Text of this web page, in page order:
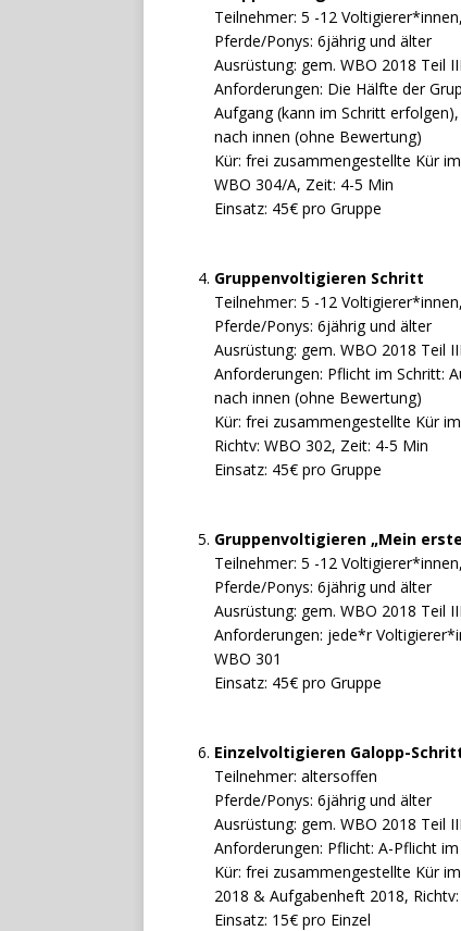
Teilnehmer: 5 -12
Pferde/Ponys: 6jährig und älter
Ausrüstung: gem. WBO 2018 Teil
Anforderungen: Die Hälfte der
Aufgang (kann im Schritt
nach innen (ohne Bewertung)
Kür: frei zusammengestellte Kür
WBO 304/A, Zeit: 4-5 Min
Einsatz: 45€ pro Gruppe
Gruppenvoltigieren Schritt
Teilnehmer: 5 -12
Pferde/Ponys: 6jährig und älter
Ausrüstung: gem. WBO 2018 Teil
Anforderungen: Pflicht im Schritt:
nach innen (ohne Bewertung)
Kür: frei zusammengestellte Kür
Richtv: WBO 302, Zeit: 4-5 Min
Einsatz: 45€ pro Gruppe
Gruppenvoltigieren „Mein
Teilnehmer: 5 -12
Pferde/Ponys: 6jährig und älter
Ausrüstung: gem. WBO 2018 Teil
Anforderungen: jede*r
WBO 301
Einsatz: 45€ pro Gruppe
Einzelvoltigieren Galopp-
Teilnehmer: altersoffen
Pferde/Ponys: 6jährig und älter
Ausrüstung: gem. WBO 2018 Teil
Anforderungen: Pflicht: A-Pflicht
Kür: frei zusammengestellte Kür
2018 & Aufgabenheft 2018,
Einsatz: 15€ pro Einzel